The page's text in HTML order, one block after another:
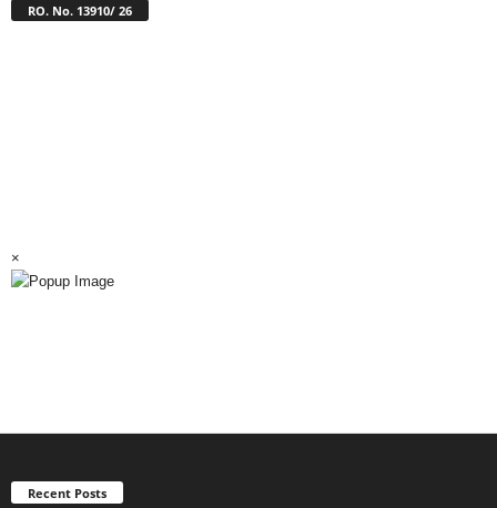
RO. No. 13910/ 26
×
Recent Posts